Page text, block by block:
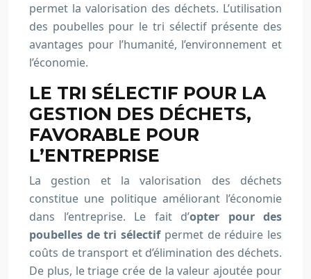
permet la valorisation des déchets. L’utilisation
des poubelles pour le tri sélectif présente des
avantages pour l’humanité, l’environnement et
l’économie.
LE TRI SÉLECTIF POUR LA
GESTION DES DÉCHETS,
FAVORABLE POUR
L’ENTREPRISE
La gestion et la valorisation des déchets
constitue une politique améliorant l’économie
dans l’entreprise. Le fait d’opter pour des
poubelles de tri sélectif permet de réduire les
coûts de transport et d’élimination des déchets.
De plus, le triage crée de la valeur ajoutée pour